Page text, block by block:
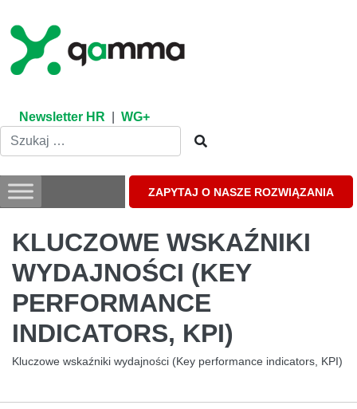
content
Newsletter HR WG+
ZAPYTAJ O NASZE ROZWIĄZANIA
KLUCZOWE WSKAŹNIKI
WYDAJNOŚCI (KEY
PERFORMANCE
INDICATORS, KPI)
Kluczowe wskaźniki wydajności (Key performance indicators, KPI)